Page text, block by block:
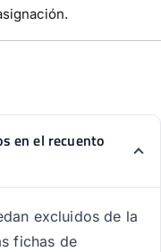
en el recuento
excluidos de la
fichas de